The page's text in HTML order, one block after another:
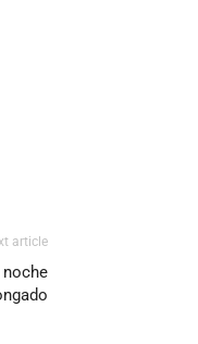
article